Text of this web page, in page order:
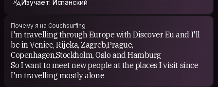
Изучает: Испанский
Почему я на Couchsurfing
I'm travelling through Europe with Discover Eu and I'll
be in Venice, Rijeka, Zagreb,Prague,
Copenhagen,Stockholm, Oslo and Hamburg
So I want to meet new people at the places I visit since
I'm travelling mostly alone